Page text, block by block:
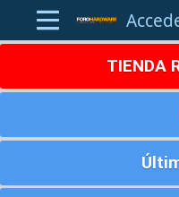
TIENDA